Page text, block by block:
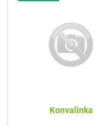
Konvalinka